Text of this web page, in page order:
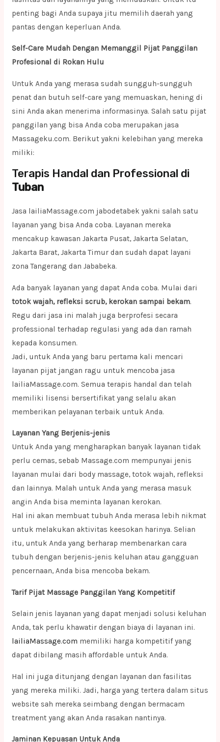
penting bagi Anda supaya jitu memilih daerah yang
pantas dengan keperluan Anda.
Self-Care Mudah Dengan Memanggil Pijat Panggilan
Profesional di Rokan Hulu
Untuk Anda yang merasa sudah sungguh-sungguh
penat dan butuh self-care yang memuaskan, hening di
sini Anda akan menerima informasinya. Salah satu pijat
panggilan yang bisa Anda coba merupakan jasa
Massageku.com. Berikut yakni kelebihan yang mereka
miliki:
Terapis Handal dan Professional di
Tuban
Jasa lailiaMassage.com jabodetabek yakni salah satu
layanan yang bisa Anda coba. Layanan mereka
mencakup kawasan Jakarta Pusat, Jakarta Selatan,
Jakarta Barat, Jakarta Timur dan sudah dapat layani
zona Tangerang dan Jababeka.
Ada banyak layanan yang dapat Anda coba. Mulai dari
totok wajah, refleksi scrub, kerokan sampai bekam.
Regu dari jasa ini malah juga berprofesi secara
professional terhadap regulasi yang ada dan ramah
kepada konsumen.
Jadi, untuk Anda yang baru pertama kali mencari
layanan pijat jangan ragu untuk mencoba jasa
lailiaMassage.com. Semua terapis handal dan telah
memiliki lisensi bersertifikat yang selalu akan
memberikan pelayanan terbaik untuk Anda.
Layanan Yang Berjenis-jenis
Untuk Anda yang mengharapkan banyak layanan tidak
perlu cemas, sebab Massage.com mempunyai jenis
layanan mulai dari body massage, totok wajah, refleksi
dan lainnya. Malah untuk Anda yang merasa masuk
angin Anda bisa meminta layanan kerokan.
Hal ini akan membuat tubuh Anda merasa lebih nikmat
untuk melakukan aktivitas keesokan harinya. Selian
itu, untuk Anda yang berharap membenarkan cara
tubuh dengan berjenis-jenis keluhan atau gangguan
pencernaan, Anda bisa mencoba bekam.
Tarif Pijat Massage Panggilan Yang Kompetitif
Selain jenis layanan yang dapat menjadi solusi keluhan
Anda, tak perlu khawatir dengan biaya di layanan ini.
lailiaMassage.com memiliki harga kompetitif yang
dapat dibilang masih affordable untuk Anda.
Hal ini juga ditunjang dengan layanan dan fasilitas
yang mereka miliki. Jadi, harga yang tertera dalam situs
website sah mereka seimbang dengan bermacam
treatment yang akan Anda rasakan nantinya.
Jaminan Kepuasan Untuk Anda